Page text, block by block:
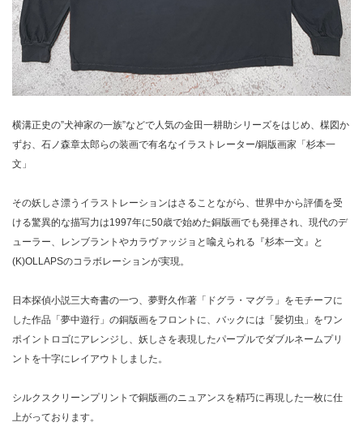
横溝正史の”犬神家の一族”などで人気の金田一耕助シリーズをはじめ、楳図か
ずお、石ノ森章太郎らの装画で有名なイラストレーター/銅版画家「杉本一
文」
その妖しさ漂うイラストレーションはさることながら、世界中から評価を受
ける驚異的な描写力は1997年に50歳で始めた銅版画でも発揮され、現代のデ
ューラー、レンブラントやカラヴァッジョと喩えられる『杉本一文』と
(K)OLLAPSのコラボレーションが実現。
日本探偵小説三大奇書の一つ、夢野久作著「ドグラ・マグラ」をモチーフに
した作品「夢中遊行」の銅版画をフロントに、バックには「髪切虫」をワン
ポイントロゴにアレンジし、妖しさを表現したパープルでダブルネームプリ
ントを十字にレイアウトしました。
シルクスクリーンプリントで銅版画のニュアンスを精巧に再現した一枚に仕
上がっております。